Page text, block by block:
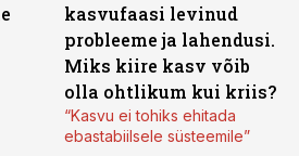
kasvufaasi levinud
probleeme ja lahendusi.
Miks kiire kasv võib
olla ohtlikum kui kriis?
“Kasvu ei tohiks ehitada
ebastabiilsele süsteemile”